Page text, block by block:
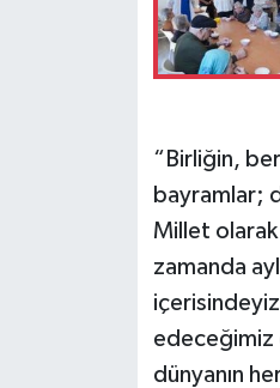
“Birliğin,
bayramlar;
Millet olarak
zamanda
edeceğimiz
dünyanın